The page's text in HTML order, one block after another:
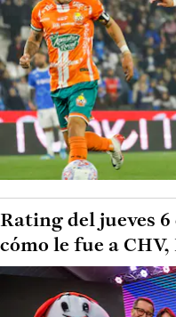
Rating del jueves
cómo le fue a